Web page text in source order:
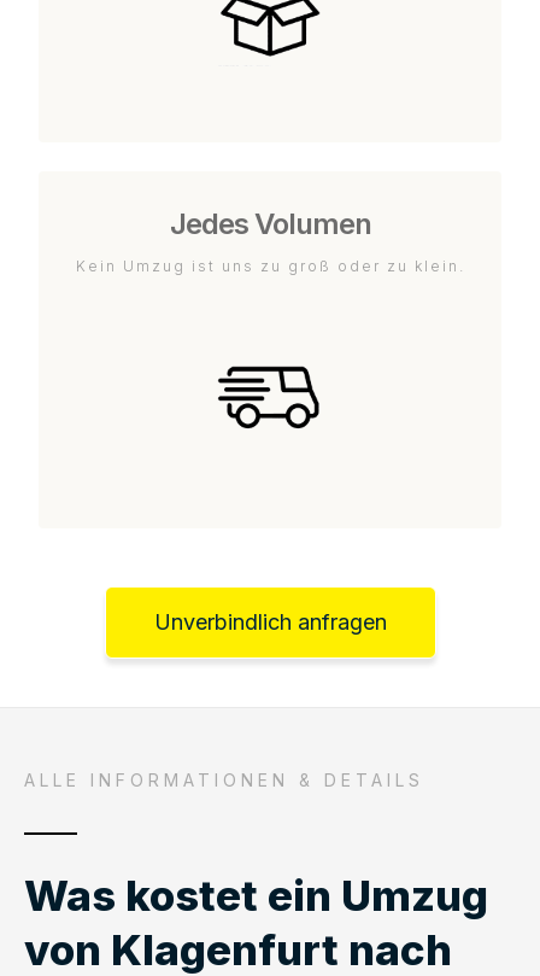
Jedes Volumen
Kein Umzug ist uns zu groß oder zu klein.
Unverbindlich anfragen
ALLE INFORMATIONEN & DETAILS
Was kostet ein Umzug
von Klagenfurt nach